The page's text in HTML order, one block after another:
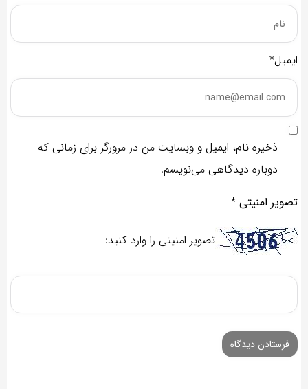
ایمیل*
ذخیره نام، ایمیل و وبسایت من در مرورگر برای زمانی که
دوباره دیدگاهی می‌نویسم.
تصویر امنیتی *
تصویر امنیتی را وارد کنید: